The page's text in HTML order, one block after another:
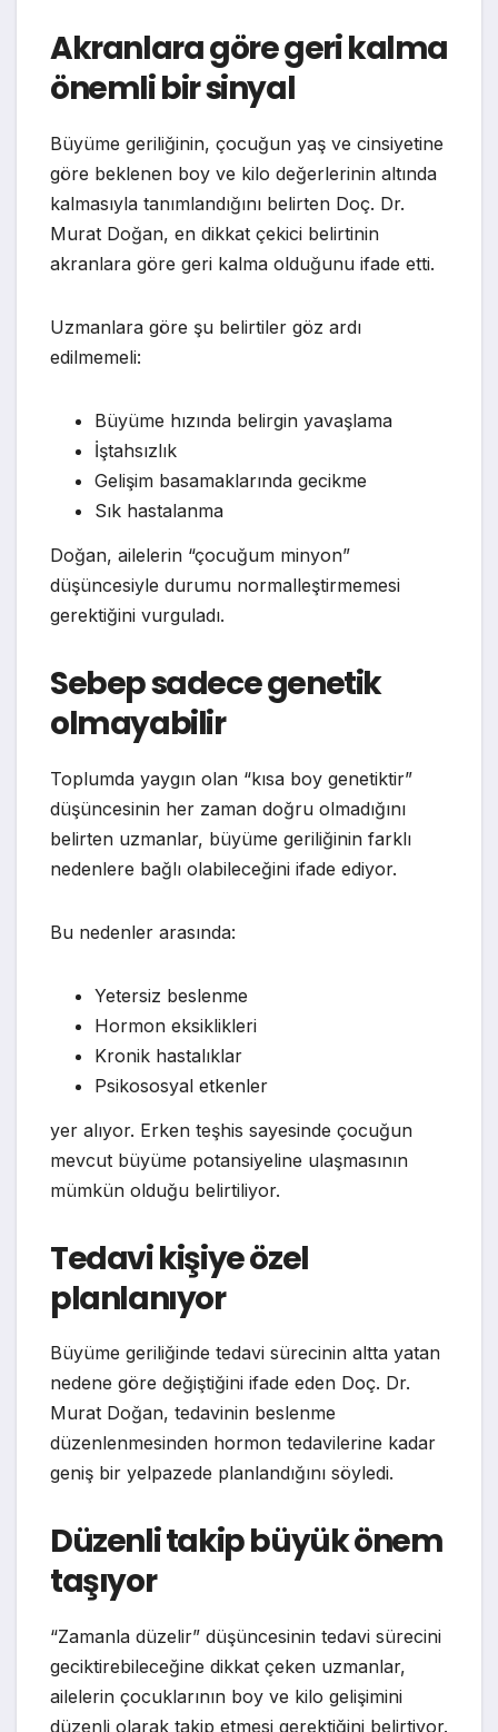
Akranlara göre geri kalma
önemli bir sinyal
Büyüme geriliğinin, çocuğun yaş ve cinsiyetine
göre beklenen boy ve kilo değerlerinin altında
kalmasıyla tanımlandığını belirten Doç. Dr.
Murat Doğan, en dikkat çekici belirtinin
akranlara göre geri kalma olduğunu ifade etti.
Uzmanlara göre şu belirtiler göz ardı
edilmemeli:
Büyüme hızında belirgin yavaşlama
İştahsızlık
Gelişim basamaklarında gecikme
Sık hastalanma
Doğan, ailelerin “çocuğum minyon”
düşüncesiyle durumu normalleştirmemesi
gerektiğini vurguladı.
Sebep sadece genetik
olmayabilir
Toplumda yaygın olan “kısa boy genetiktir”
düşüncesinin her zaman doğru olmadığını
belirten uzmanlar, büyüme geriliğinin farklı
nedenlere bağlı olabileceğini ifade ediyor.
Bu nedenler arasında:
Yetersiz beslenme
Hormon eksiklikleri
Kronik hastalıklar
Psikososyal etkenler
yer alıyor. Erken teşhis sayesinde çocuğun
mevcut büyüme potansiyeline ulaşmasının
mümkün olduğu belirtiliyor.
Tedavi kişiye özel
planlanıyor
Büyüme geriliğinde tedavi sürecinin altta yatan
nedene göre değiştiğini ifade eden Doç. Dr.
Murat Doğan, tedavinin beslenme
düzenlenmesinden hormon tedavilerine kadar
geniş bir yelpazede planlandığını söyledi.
Düzenli takip büyük önem
taşıyor
“Zamanla düzelir” düşüncesinin tedavi sürecini
geciktirebileceğine dikkat çeken uzmanlar,
ailelerin çocuklarının boy ve kilo gelişimini
düzenli olarak takip etmesi gerektiğini belirtiyor.